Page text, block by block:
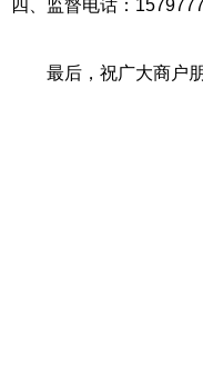
四、监督电话：
最后，祝广大商户朋